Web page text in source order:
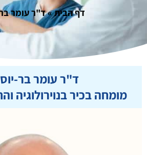
דף הבית»ד"ר עומר
ד"ר עומר בר-
מומחה בכיר בנוירולוגיה